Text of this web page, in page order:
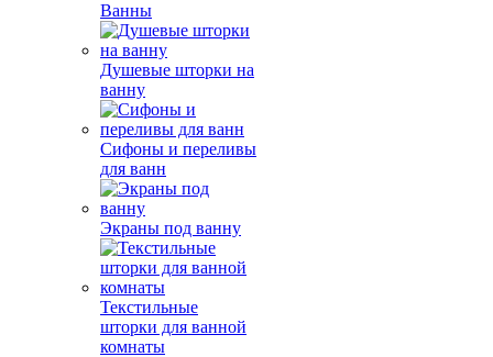
Ванны
Душевые шторки на
ванну
Сифоны и переливы
для ванн
Экраны под ванну
Текстильные
шторки для ванной
комнаты